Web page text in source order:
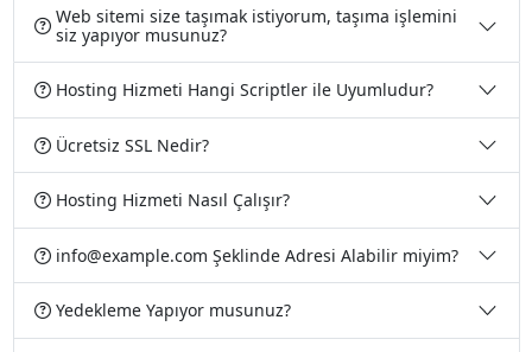
Web sitemi size taşımak istiyorum, taşıma işlemini
siz yapıyor musunuz?
Hosting Hizmeti Hangi Scriptler ile Uyumludur?
Ücretsiz SSL Nedir?
Hosting Hizmeti Nasıl Çalışır?
info@example.com Şeklinde Adresi Alabilir miyim?
Yedekleme Yapıyor musunuz?